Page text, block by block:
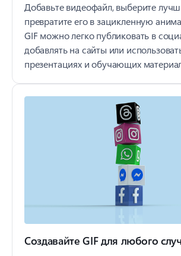
Добавьте видеофайл, выберите
превратите его в зацикленную
GIF можно легко публиковать в
добавлять на сайты или
презентациях и обучающих
Создавайте GIF для любого